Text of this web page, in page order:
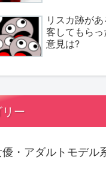
リスカ跡が
客してもら
意見は?
ー
優・アダルトモデル